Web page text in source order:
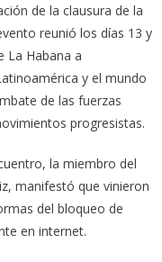
de la clausura de la
reunió los días 13 y
La Habana a
y el mundo
de las fuerzas
progresistas.
la miembro del
manifestó que vinieron
del bloqueo de
en internet.